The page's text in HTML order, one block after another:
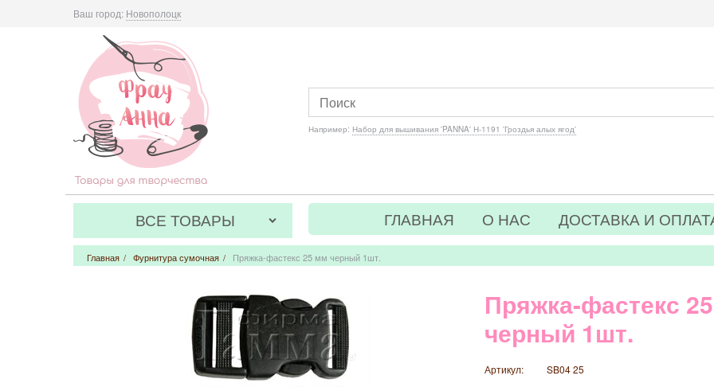
Ваш город: Новополоцк
Например: Набор для вышивания 'PANNA' Н-1191 'Гроздья алых ягод'
ВСЕ ТОВАРЫ ГЛАВНАЯ О НАС ДОСТАВКА И
Главная / Фурнитура сумочная / Пряжка-фастекс 25 мм черный 1шт.
Пряжка-фастекс
черный 1шт.
Артикул: SB04 25